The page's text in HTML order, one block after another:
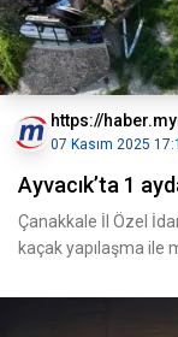
https://
07 Kasım 2025
Ayvacık’ta 1
Çanakkale İl Özel
kaçak yapılaşma ile